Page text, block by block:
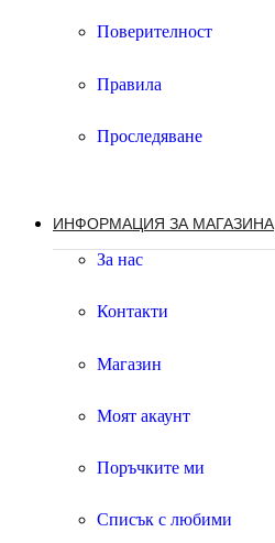
Поверителност
Правила
Проследяване
ИНФОРМАЦИЯ ЗА МАГАЗИНА
За нас
Контакти
Магазин
Моят акаунт
Поръчките ми
Списък с любими